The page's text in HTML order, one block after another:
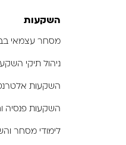
השקעות
מסחר עצמאי
ניהול תיקי
השקעות
השקעות פנסיה
לימודי מסחר